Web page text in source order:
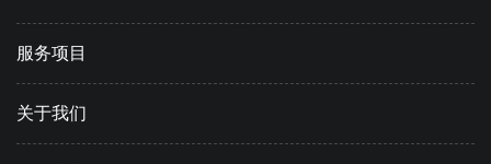
服务项目
关于我们